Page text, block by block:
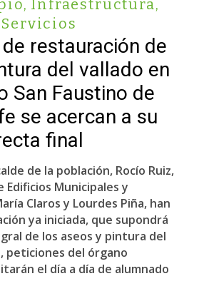
, Infraestructura,
Servicios
restauración de
del vallado en
San Faustino de
se acercan a su
final
de la población, Rocío Ruiz,
Edificios Municipales y
Claros y Lourdes Piña, han
ya iniciada, que supondrá
de los aseos y pintura del
peticiones del órgano
el día a día de alumnado